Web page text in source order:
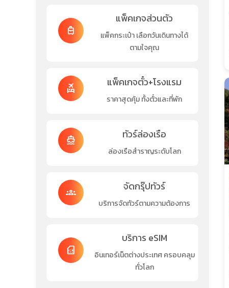
travel_luggage_and_bags
แพ็คเกจส่วนตัว
แพ็คกระเป๋า เลือกวันเดินทางได้
ตามใจคุณ
flights_and_hotels แพ็คเกจตั๋ว+โรงแรม
ราคาสุดคุ้ม ทั้งตั๋วและที่พัก
directions_boat ทัวร์ล่องเรือ
ล่องเรือสำราญระดับโลก
groups จัดกรุ๊ปทัวร์
บริการจัดทัวร์ตามความต้องการ
sim_card
บริการ eSIM
อินเทอร์เน็ตต่างประเทศ ครอบคลุม
ทั่วโลก